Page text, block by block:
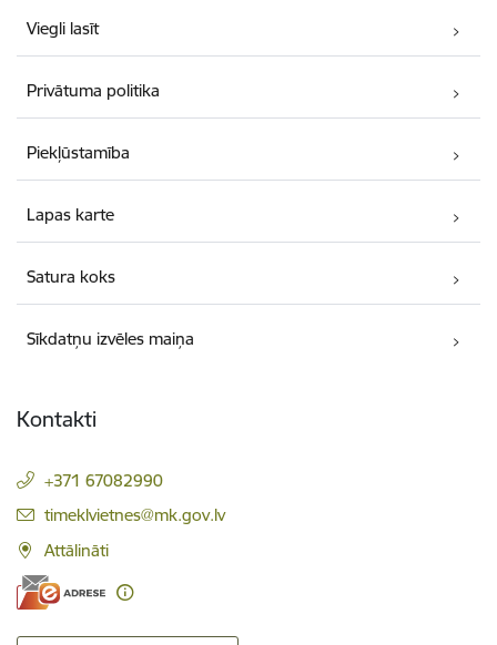
Viegli lasīt
Privātuma politika
Piekļūstamība
Lapas karte
Satura koks
Sīkdatņu izvēles maiņa
Kontakti
+371 67082990
E-pasts:
timeklvietnes@mk.gov.lv
Attālināti